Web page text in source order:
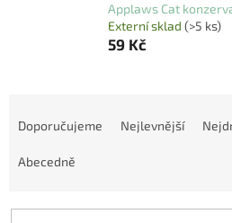
Applaws Cat
Externí sklad (>5 ks)
59 Kč
Doporučujeme Nejlevnější
Abecedně